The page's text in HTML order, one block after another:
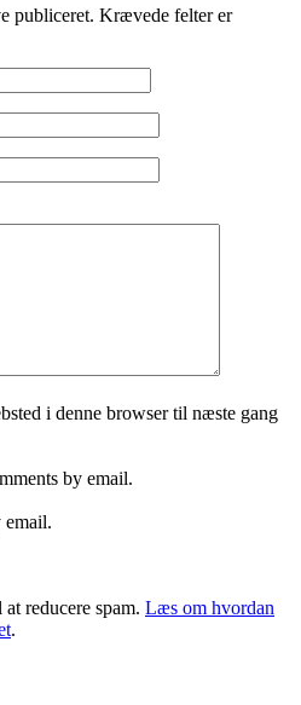
publiceret. Krævede felter er
i denne browser til næste gang
by email.
reducere spam. Læs om hvordan
.